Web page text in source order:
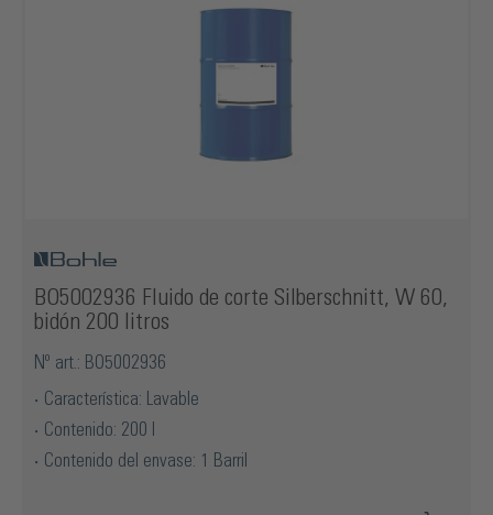
BO5002936 Fluido de corte Silberschnitt, W 60,
bidón 200 litros
Nº art.: BO5002936
Característica: Lavable
Contenido: 200 l
Contenido del envase: 1 Barril